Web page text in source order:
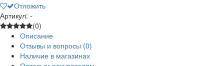
Отложить
Артикул: -
(0)
Описание
Отзывы и вопросы (0)
Наличие в магазинах